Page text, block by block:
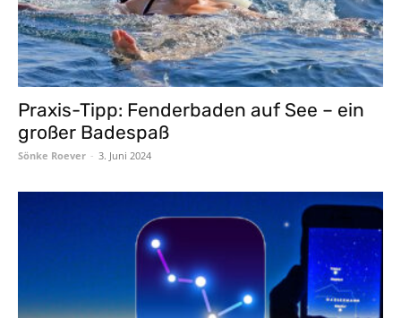
Praxis-Tipp: Fenderbaden auf See – ein
großer Badespaß
Sönke Roever - 3. Juni 2024